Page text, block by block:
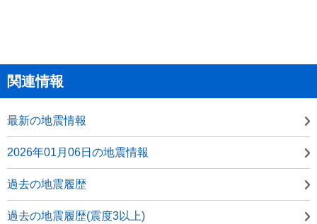
関連情報
最新の地震情報
2026年01月06日の地震情報
過去の地震履歴
過去の地震履歴(震度3以上)